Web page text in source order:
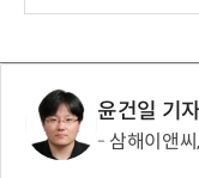
윤건일 기자
삼해이앤씨,